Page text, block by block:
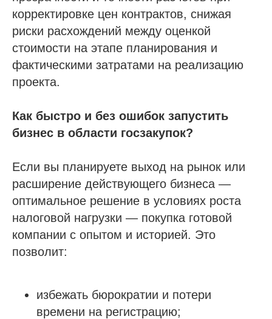
корректировке цен контрактов, снижая
риски расхождений между оценкой
стоимости на этапе планирования и
фактическими затратами на реализацию
проекта.
Как быстро и без ошибок запустить
бизнес в области госзакупок?
Если вы планируете выход на рынок или
расширение действующего бизнеса —
оптимальное решение в условиях роста
налоговой нагрузки — покупка готовой
компании с опытом и историей. Это
позволит:
избежать бюрократии и потери
времени на регистрацию;